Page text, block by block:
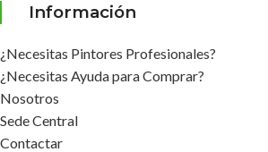
Información
¿Necesitas Pintores Profesionales?
¿Necesitas Ayuda para Comprar?
Nosotros
Sede Central
Contactar